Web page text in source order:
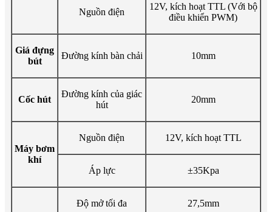
Nguồn điện
12V, kích hoạt TTL (Với bộ
điều khiển PWM)
Giá đựng
bút
Đường kính bàn chải 10mm
Cốc hút
Đường kính của giác
hút
20mm
Máy bơm
khí
Nguồn điện 12V, kích hoạt TTL
Áp lực ±35Kpa
Độ mở tối đa 27,5mm